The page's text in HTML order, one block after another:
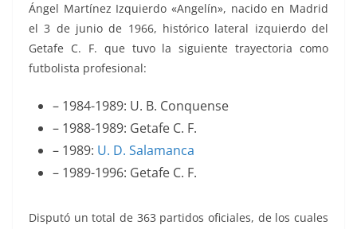
Ángel Martínez Izquierdo «Angelín», nacido en Madrid
el 3 de junio de 1966, histórico lateral izquierdo del
Getafe C. F. que tuvo la siguiente trayectoria como
futbolista profesional:
– 1984-1989: U. B. Conquense
– 1988-1989: Getafe C. F.
– 1989: U. D. Salamanca
– 1989-1996: Getafe C. F.
Disputó un total de 363 partidos oficiales, de los cuales